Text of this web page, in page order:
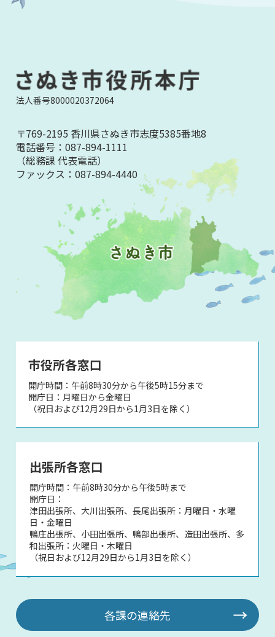
法人番号8000020372064
〒769-2195 香川県さぬき市志度5385番地8
電話番号：087-894-1111
（総務課 代表電話）
ファックス：087-894-4440
市役所各窓口
開庁時間：午前8時30分から午後5時15分まで
開庁日：月曜日から金曜日
（祝日および12月29日から1月3日を除く）
出張所各窓口
開庁時間：午前8時30分から午後5時まで
開庁日：
津田出張所、大川出張所、長尾出張所：月曜日・水曜
日・金曜日
鴨庄出張所、小田出張所、鴨部出張所、造田出張所、多
和出張所：火曜日・木曜日
（祝日および12月29日から1月3日を除く）
各課の連絡先